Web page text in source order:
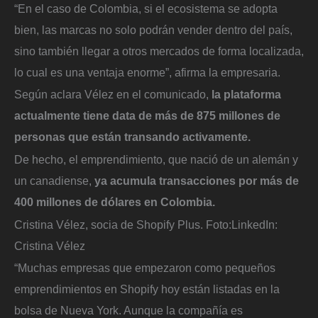
“En el caso de Colombia, si el ecosistema se adopta
bien, las marcas no solo podrán vender dentro del país,
sino también llegar a otros mercados de forma localizada,
lo cual es una ventaja enorme”, afirma la empresaria.
Según aclara Vélez en el comunicado, la plataforma
actualmente tiene data de más de 875 millones de
personas que están transando activamente.
De hecho, el emprendimiento, que nació de un alemán y
un canadiense, ya acumula transacciones por más de
400 millones de dólares en Colombia.
Cristina Vélez, socia de Shopify Plus. Foto:LinkedIn:
Cristina Vélez
“Muchas empresas que empezaron como pequeños
emprendimientos en Shopify hoy están listadas en la
bolsa de Nueva York. Aunque la compañía es